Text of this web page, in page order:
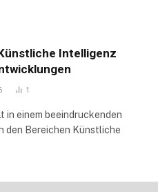
Intelligenz
1
in einem beeindruckenden
den Bereichen Künstliche